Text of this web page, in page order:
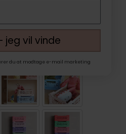
jeg vil vinde
du at modtage e-mail marketing